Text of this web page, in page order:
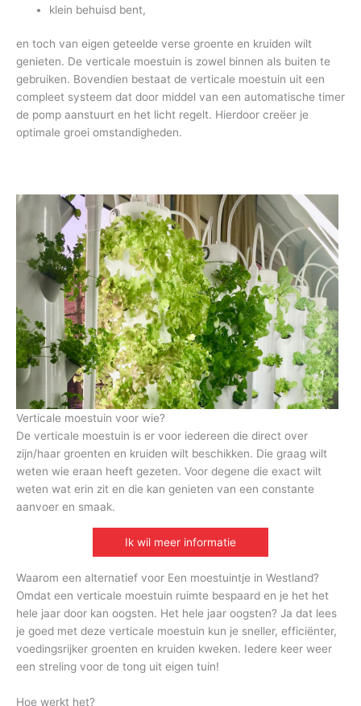
klein behuisd bent,
en toch van eigen geteelde verse groente en kruiden wilt
genieten. De verticale moestuin is zowel binnen als buiten te
gebruiken. Bovendien bestaat de verticale moestuin uit een
compleet systeem dat door middel van een automatische timer
de pomp aanstuurt en het licht regelt. Hierdoor creëer je
optimale groei omstandigheden.
Verticale moestuin voor wie?
De verticale moestuin is er voor iedereen die direct over
zijn/haar groenten en kruiden wilt beschikken. Die graag wilt
weten wie eraan heeft gezeten. Voor degene die exact wilt
weten wat erin zit en die kan genieten van een constante
aanvoer en smaak.
Ik wil meer informatie
Waarom een alternatief voor Een moestuintje in Westland?
Omdat een verticale moestuin ruimte bespaard en je het het
hele jaar door kan oogsten. Het hele jaar oogsten? Ja dat lees
je goed met deze verticale moestuin kun je sneller, efficiënter,
voedingsrijker groenten en kruiden kweken. Iedere keer weer
een streling voor de tong uit eigen tuin!
Hoe werkt het?